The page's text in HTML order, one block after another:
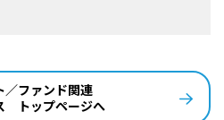
／ファンド関連
トップページへ